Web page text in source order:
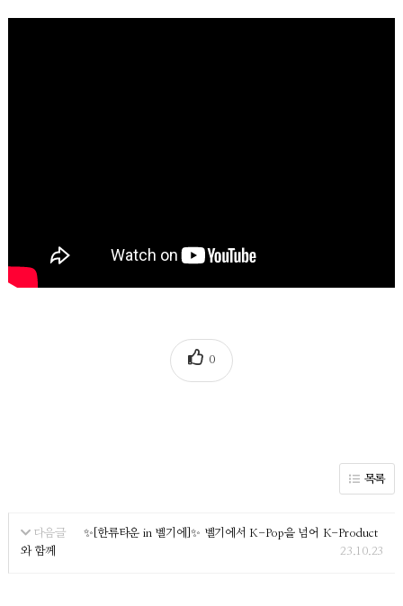
0
목록
다음글
✨[한류타운 in 벨기에]✨ 벨기에서 K-Pop을 넘어 K-Product
와 함께
23.10.23